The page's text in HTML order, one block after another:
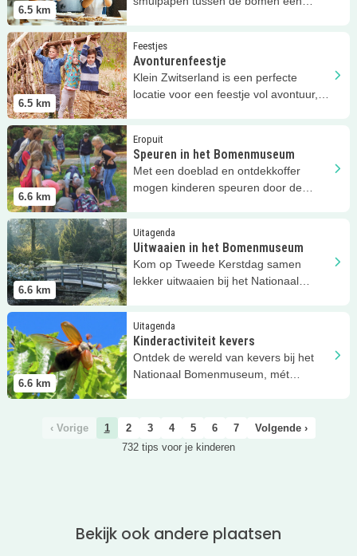
6.5 km
6.5 km
Feestjes
Avonturenfeestje
Klein Zwitserland is een perfecte
locatie voor een feestje vol avontuur,
Lees meerAvonturenfeestje
6.6 km
Eropuit
Speuren in het Bomenmuseum
Met een doeblad en ontdekkoffer
mogen kinderen speuren door de
Lees meer Speuren in het Bomenmuseum
6.6 km
Uitagenda
Uitwaaien in het Bomenmuseum
Kom op Tweede Kerstdag samen
lekker uitwaaien bij het Nationaal
Lees meer Uitwaaien in het Bomenmuseum
6.6 km
Uitagenda
Kinderactiviteit kevers
Ontdek de wereld van kevers bij het
Nationaal Bomenmuseum, mét
Lees meer Kinderactiviteit kevers
‹ Vorige 1 2 3 4 5 6 7
Volgende ›
732 tips voor je kinderen
Bekijk ook andere plaatsen